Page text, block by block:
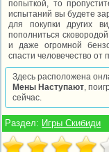
попыткой, то
испытаний вы будете
для покупки других
пополниться
и даже огромной
спасти человечество от
Здесь расположена
Мены Наступают,
сейчас.
Раздел: Игры Скибиди